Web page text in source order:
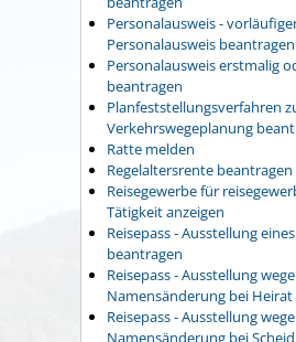
Personalausweis -
Personalausweis beantragen
Personalausweis erstmalig
beantragen
Planfeststellungsverfahren
Verkehrswegeplanung
Ratte melden
Regelaltersrente beantragen
Reisegewerbe für
Tätigkeit anzeigen
Reisepass - Ausstellung
beantragen
Reisepass - Ausstellung
Namensänderung bei
Reisepass - Ausstellung
Namensänderung bei